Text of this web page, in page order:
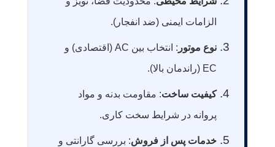
الزامات ایمنی (ضد انفجار).
نوع موتور
: انتخاب بین AC (اقتصادی) و
EC (راندمان بالا).
کیفیت ساخت: مقاومت بدنه و مواد
پروانه در شرایط سخت کاری.
خدمات پس از فروش: بررسی گارانتی و